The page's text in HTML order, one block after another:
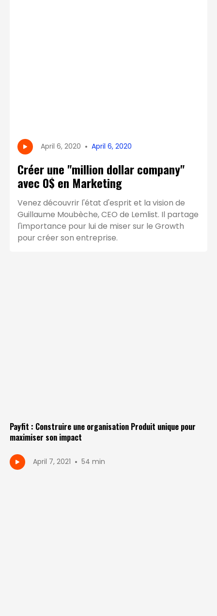
April 6, 2020 • April 6, 2020
Créer une "million dollar company"
avec 0$ en Marketing
Venez découvrir l'état d'esprit et la vision de
Guillaume Moubèche, CEO de Lemlist. Il partage
l'importance pour lui de miser sur le Growth
pour créer son entreprise.
Payfit : Construire une organisation Produit unique pour
maximiser son impact
April 7, 2021 • 54 min